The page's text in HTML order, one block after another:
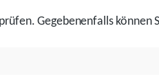
Gegebenenfallskönnen